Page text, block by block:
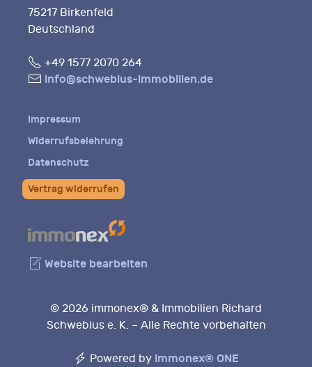
75217 Birkenfeld
Deutschland
Fon+49 1577 2070 264
E- info@schwebius-immobilien.de
Impressum
Widerrufsbelehrung
Datenschutz
Vertrag widerrufen
Website bearbeiten
© 2026 immonex® & Immobilien Richard
Schwebius e. K. – Alle Rechte vorbehalten
Powered by immonex® ONE